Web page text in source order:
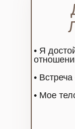
• Я
•
• Мое